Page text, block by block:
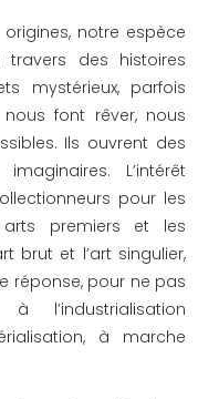
notre espèce
travers des histoires
mystérieux, parfois
font rêver, nous
Ils ouvrent des
L’intérêt
pour les
premiers et les
brut et l’art singulier,
réponse, pour ne pas
l’industrialisation
à marche